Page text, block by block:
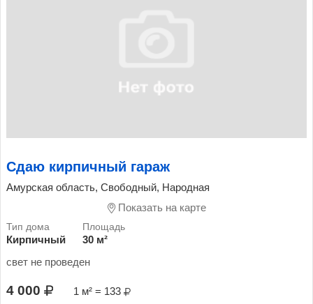
Сдаю кирпичный гараж
Амурская область, Свободный, Народная
Показать на карте
Кирпичный
30 м²
свет не проведен
4 000 1 м² = 133